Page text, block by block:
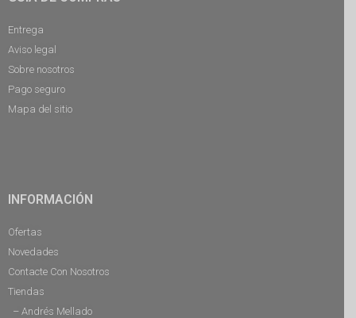
Entrega
Aviso legal
Sobre nosotros
Pago seguro
Mapa del sitio
INFORMACIÓN
Ofertas
Novedades
Contacte Con Nosotros
Tiendas
– Andrés Mellado